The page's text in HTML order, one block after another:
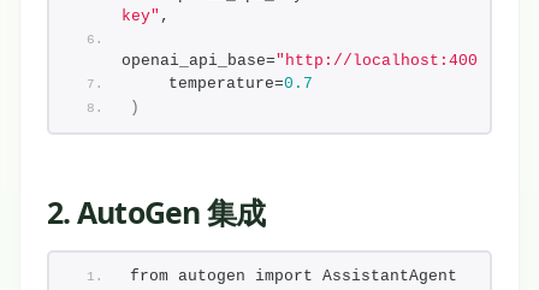
key" ,
openai_api_base="http://localhost:4000/v1"
    temperature=
0.7
)
2. AutoGen 集成
from autogen import AssistantAgent